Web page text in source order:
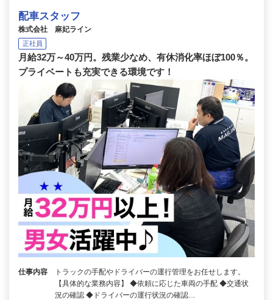
配車スタッフ
株式会社 麻妃ライン
正社員
月給32万～40万円。残業少なめ、有休消化率ほぼ100％。
プライベートも充実できる環境です！
仕事内容
トラックの手配やドライバーの運行管理をお任せします。
【具体的な業務内容】 ◆依頼に応じた車両の手配 ◆交通状
況の確認 ◆ドライバーの運行状況の確認…